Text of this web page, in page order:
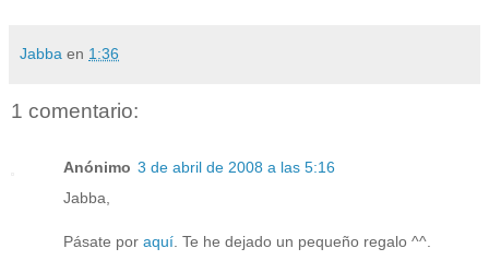
Jabba en 1:36
1 comentario:
Anónimo 3 de abril de 2008 a las 5:16
Jabba,
Pásate por aquí . Te he dejado un pequeño regalo ^^.